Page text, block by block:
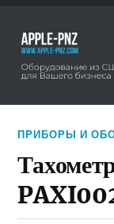
ПРИБОРЫ И